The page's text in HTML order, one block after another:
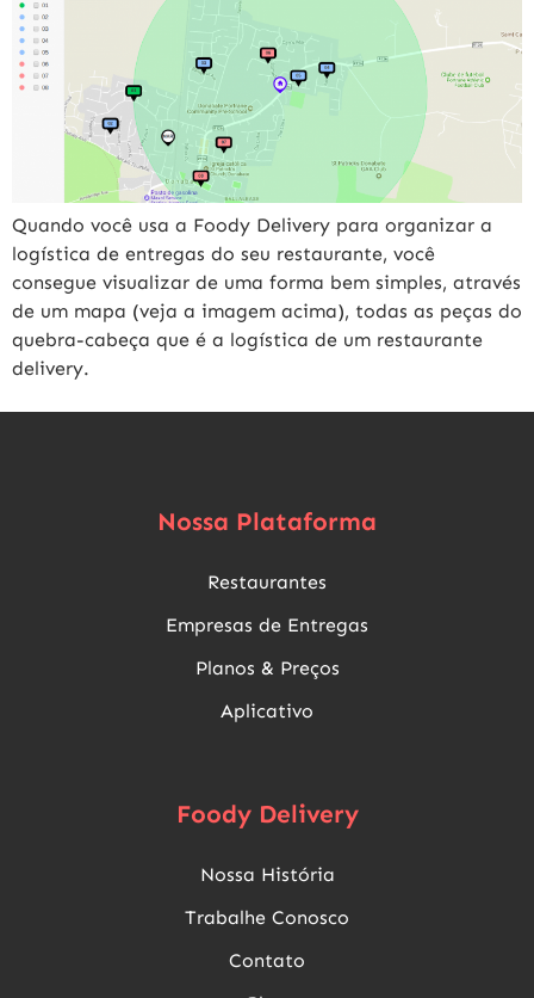
Quando você usa a Foody Delivery para organizar a
logística de entregas do seu restaurante, você
consegue visualizar de uma forma bem simples, através
de um mapa (veja a imagem acima), todas as peças do
quebra-cabeça que é a logística de um restaurante
delivery.
Nossa Plataforma
Restaurantes
Empresas de Entregas
Planos & Preços
Aplicativo
Foody Delivery
Nossa História
Trabalhe Conosco
Contato